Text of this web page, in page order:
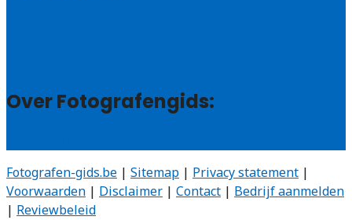
Over Fotografengids:
Fotografen-gids.be | Sitemap | Privacy statement |
Voorwaarden | Disclaimer | Contact | Bedrijf aanmelden
| Reviewbeleid